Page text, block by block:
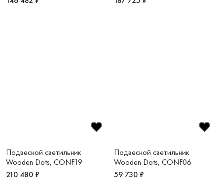
Подвесной светильник
Wooden Dots, CONF19
210 480 ₽
Подвесной светильник
Wooden Dots, CONF06
59 730 ₽